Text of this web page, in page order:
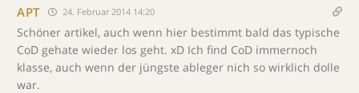
APT 24. Februar 2014 14:20
Schöner artikel, auch wenn hier bestimmt bald das typische
CoD gehate wieder los geht. xD Ich find CoD immernoch
klasse, auch wenn der jüngste ableger nich so wirklich dolle
war.